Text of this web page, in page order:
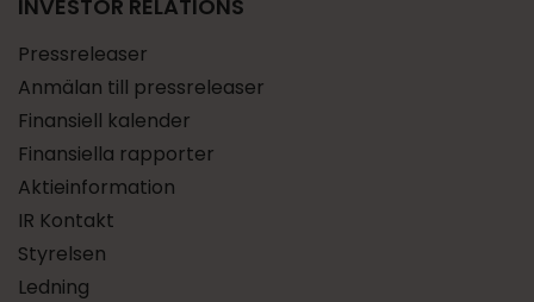
INVESTOR RELATIONS
Pressreleaser
Anmälan till pressreleaser
Finansiell kalender
Finansiella rapporter
Aktieinformation
IR Kontakt
Styrelsen
Ledning